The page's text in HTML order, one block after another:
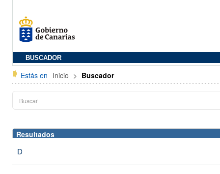
BUSCADOR
Estás en Inicio > Buscador
Resultados
D